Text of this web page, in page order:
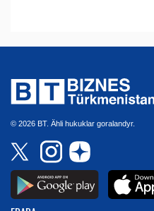
© 2026 BT. Ähli hukuklar goralandyr.